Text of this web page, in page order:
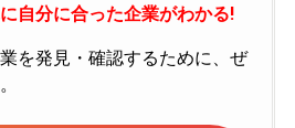
自分に合った企業がわかる!
を発見・確認するために、ぜ